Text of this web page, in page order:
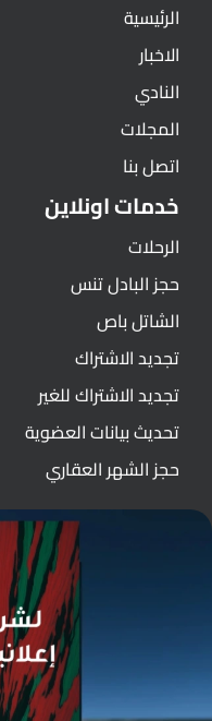
الرئيسية
الاخبار
النادي
المجلات
اتصل بنا
خدمات اونلاين
الرحلات
حجز البادل تنس
الشاتل باص
تجديد الاشتراك
تجديد الاشتراك للغير
تحديث بيانات العضوية
حجز الشهر العقاري